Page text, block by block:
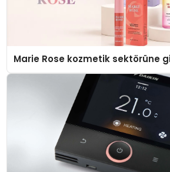
Marie Rose kozmetik sektörüne